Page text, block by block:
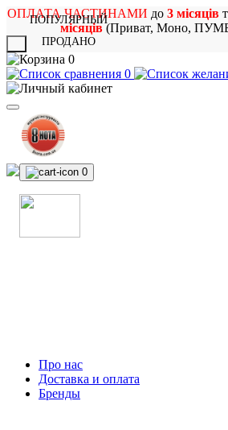
ОПЛАТА ЧАСТИНАМИ до 3 місяців
місяців(Приват, Моно,
0
0
0
Про нас
Доставка и оплата
Бренды
ПОПУЛЯРНЫЙ
ПРОДАНО